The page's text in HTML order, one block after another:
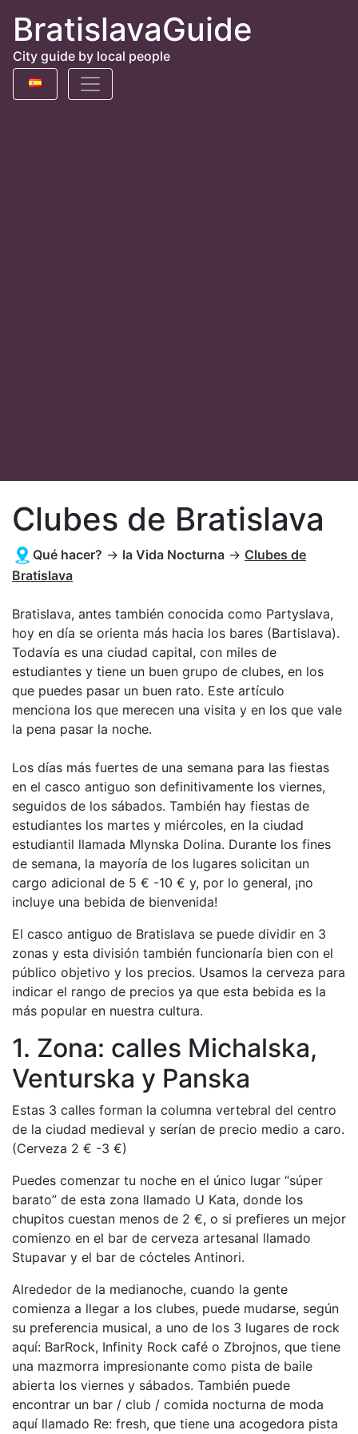
BratislavaGuide
City guide by local people
Clubes de Bratislava
Qué hacer? → la Vida Nocturna → Clubes de
Bratislava
Bratislava, antes también conocida como Partyslava,
hoy en día se orienta más hacia los bares (Bartislava).
Todavía es una ciudad capital, con miles de
estudiantes y tiene un buen grupo de clubes, en los
que puedes pasar un buen rato. Este artículo
menciona los que merecen una visita y en los que vale
la pena pasar la noche.
Los días más fuertes de una semana para las fiestas
en el casco antiguo son definitivamente los viernes,
seguidos de los sábados. También hay fiestas de
estudiantes los martes y miércoles, en la ciudad
estudiantil llamada Mlynska Dolina. Durante los fines
de semana, la mayoría de los lugares solicitan un
cargo adicional de 5 € -10 € y, por lo general, ¡no
incluye una bebida de bienvenida!
El casco antiguo de Bratislava se puede dividir en 3
zonas y esta división también funcionaría bien con el
público objetivo y los precios. Usamos la cerveza para
indicar el rango de precios ya que esta bebida es la
más popular en nuestra cultura.
1. Zona: calles Michalska,
Venturska y Panska
Estas 3 calles forman la columna vertebral del centro
de la ciudad medieval y serían de precio medio a caro.
(Cerveza 2 € -3 €)
Puedes comenzar tu noche en el único lugar “súper
barato” de esta zona llamado U Kata, donde los
chupitos cuestan menos de 2 €, o si prefieres un mejor
comienzo en el bar de cerveza artesanal llamado
Stupavar y el bar de cócteles Antinori.
Alrededor de la medianoche, cuando la gente
comienza a llegar a los clubes, puede mudarse, según
su preferencia musical, a uno de los 3 lugares de rock
aquí: BarRock, Infinity Rock café o Zbrojnos, que tiene
una mazmorra impresionante como pista de baile
abierta los viernes y sábados. También puede
encontrar un bar / club / comida nocturna de moda
aquí llamado Re: fresh, que tiene una acogedora pista